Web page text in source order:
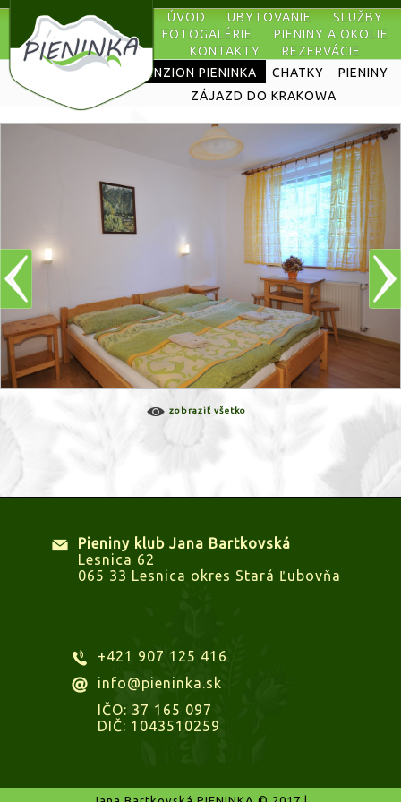
ÚVOD UBYTOVANIE
SLUŽBY
FOTOGALÉRIE
PIENINY A OKOLIE
KONTAKTY
REZERVÁCIE
PENZION PIENINKA
CHATKY
PIENINY
ZÁJAZD DO KRAKOWA
zobraziť všetko
Pieniny klub Jana Bartkovská
Lesnica 62
065 33 Lesnica okres Stará Ľubovňa
+421 907 125 416
info@pieninka.sk
IČO: 37 165 097
DIČ: 1043510259